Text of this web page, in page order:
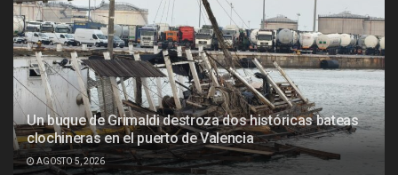
Un buque de Grimaldi destroza dos históricas bateas
clochineras en el puerto de Valencia
AGOSTO 5, 2026